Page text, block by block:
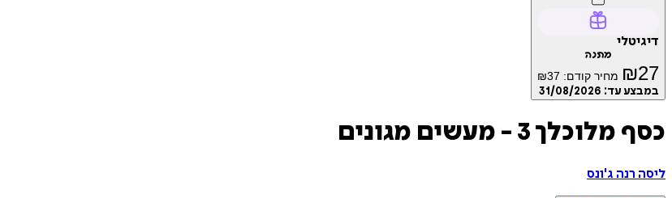
דיגיטלי
מתנה
₪27 מחיר קודם: ₪37
במבצע עד: 31/08/2026
כסף מלוכלך 3 - מעשים מגונים
ליסה רנה ג'ונס